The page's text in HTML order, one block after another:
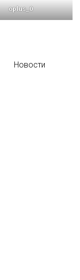
oplus_0
Новости